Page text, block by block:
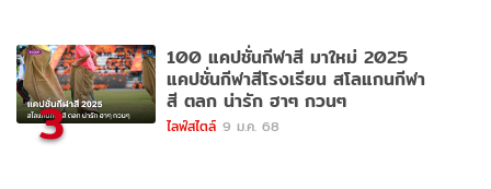
3
100 แคปชั่นกีฬาสี มาใหม่ 2025
แคปชั่นกีฬาสีโรงเรียน สโลแกนกีฬา
สี ตลก น่ารัก ฮาๆ กวนๆ
ไลฟ์สไตล์ 9 ม.ค. 68